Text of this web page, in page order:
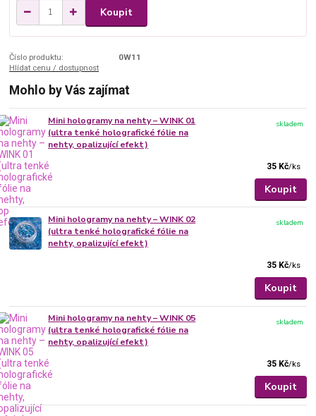
Koupit
Číslo produktu:
0W11
Hlídat cenu / dostupnost
Mohlo by Vás zajímat
Mini hologramy na nehty – WINK 01
(ultra tenké holografické fólie na
nehty, opalizující efekt)
35 Kč/ks
skladem
Koupit
Mini hologramy na nehty – WINK 02
(ultra tenké holografické fólie na
nehty, opalizující efekt)
35 Kč/ks
skladem
Koupit
Mini hologramy na nehty – WINK 05
(ultra tenké holografické fólie na
nehty, opalizující efekt)
35 Kč/ks
skladem
Koupit